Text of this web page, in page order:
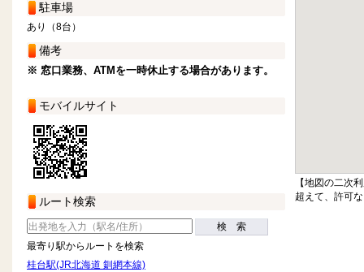
駐車場
あり（8台）
備考
※ 窓口業務、ATMを一時休止する場合があります。
モバイルサイト
ルート検索
検 索
最寄り駅からルートを検索
桂台駅(JR北海道 釧網本線)
【地図の二次
超えて、許可